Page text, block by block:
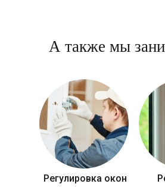
А также мы
Регулировка окон